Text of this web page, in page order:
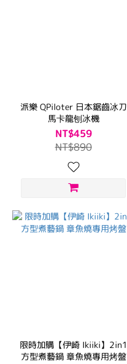
派樂 QPiloter 日本鋸齒冰刀
馬卡龍刨冰機
NT$459
NT$890
限時加購【伊崎 Ikiiki】2in1
方型煮藝鍋 章魚燒專用烤盤